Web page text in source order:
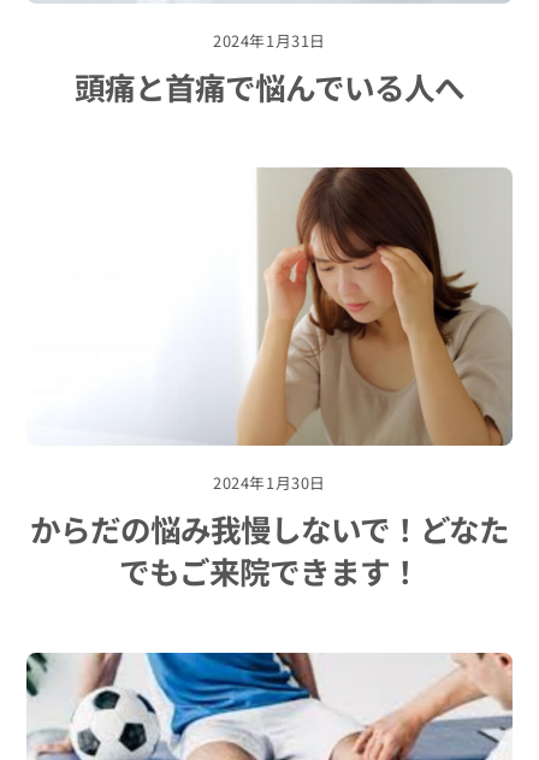
2024年1月31日
頭痛と首痛で悩んでいる人へ
2024年1月30日
からだの悩み我慢しないで！どなた
でもご来院できます！